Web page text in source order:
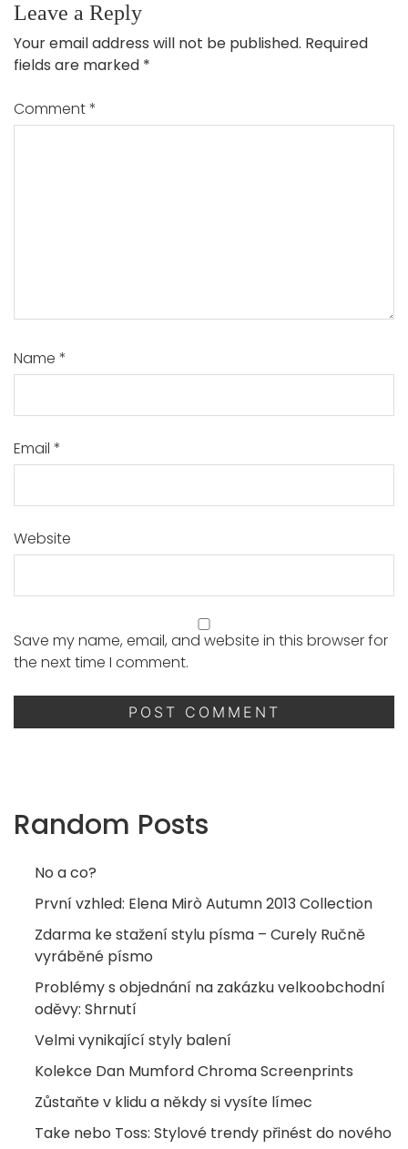
Leave a Reply
Your email address will not be published. Required
fields are marked *
Comment*
Name *
Email *
Website
Save my name, email, and website in this browser for
the next time I comment.
Random Posts
No a co?
První vzhled: Elena Mirò Autumn 2013 Collection
Zdarma ke stažení stylu písma – Curely Ručně
vyráběné písmo
Problémy s objednání na zakázku velkoobchodní
oděvy: Shrnutí
Velmi vynikající styly balení
Kolekce Dan Mumford Chroma Screenprints
Zůstaňte v klidu a někdy si vysíte límec
Take nebo Toss: Stylové trendy přinést do nového